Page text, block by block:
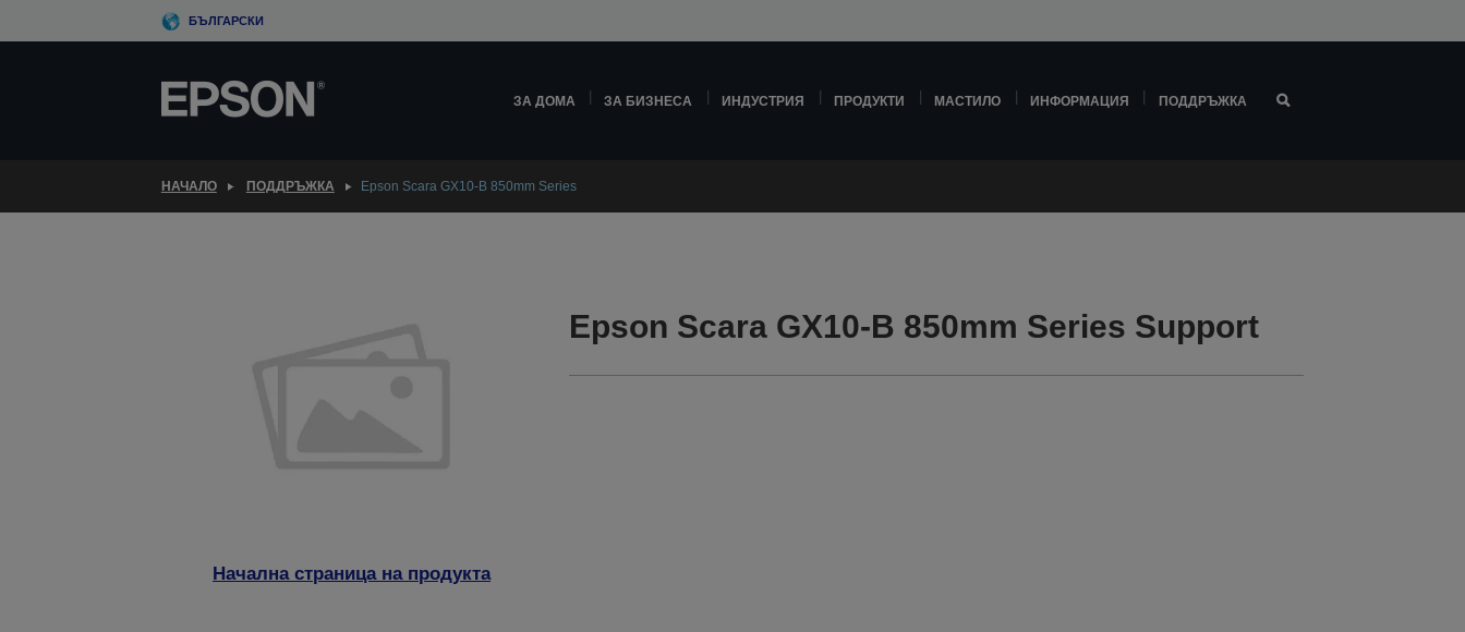
to
БЪЛГАРСКИ
ЗА ДОМА ЗА БИЗНЕСА ИНДУСТРИЯ ПРОДУКТИ МАСТИЛО ИНФОРМАЦИЯ ПОДДРЪЖКА
НАЧАЛО ПОДДРЪЖКА Epson Scara GX10-B 850mm Series
Начална страница на продукта
Epson Scara GX10-B 850mm Series Support